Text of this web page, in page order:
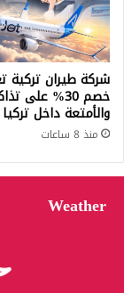
شركة طيران تركية
خصم 30% على
والأمتعة داخل تركيا
منذ 8 ساعات
Weather